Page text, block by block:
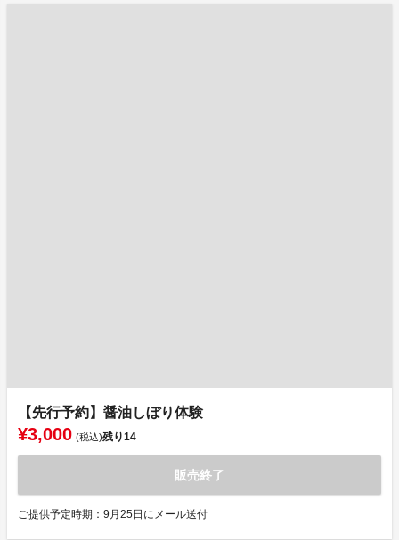
【先行予約】醤油しぼり体験
¥3,000 (税込)残り14
販売終了
ご提供予定時期：9月25日にメール送付